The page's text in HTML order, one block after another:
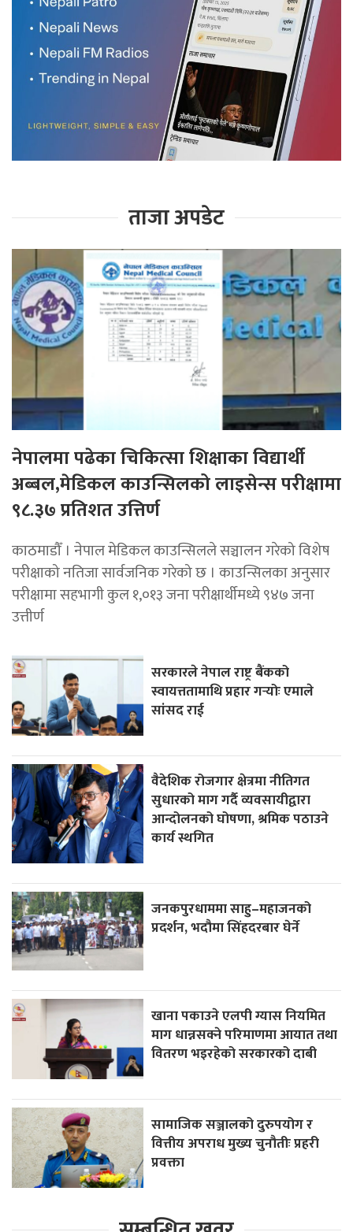
ताजा अपडेट
नेपालमा पढेका चिकित्सा शिक्षाका विद्यार्थी
अब्बल,मेडिकल काउन्सिलको लाइसेन्स परीक्षामा
९८.३७ प्रतिशत उत्तिर्ण
काठमाडौँ । नेपाल मेडिकल काउन्सिलले सञ्चालन गरेको विशेष
परीक्षाको नतिजा सार्वजनिक गरेको छ । काउन्सिलका अनुसार
परीक्षामा सहभागी कुल १,०१३ जना परीक्षार्थीमध्ये ९४७ जना
उत्तीर्ण
सरकारले नेपाल राष्ट्र बैंकको
स्वायत्ततामाथि प्रहार गर्‍योः एमाले
सांसद राई
वैदेशिक रोजगार क्षेत्रमा नीतिगत
सुधारको माग गर्दै व्यवसायीद्वारा
आन्दोलनको घोषणा, श्रमिक पठाउने
कार्य स्थगित
जनकपुरधाममा साहु–महाजनको
प्रदर्शन, भदौमा सिंहदरबार घेर्ने
खाना पकाउने एलपी ग्यास नियमित
माग धान्नसक्ने परिमाणमा आयात तथा
वितरण भइरहेको सरकारको दाबी
सामाजिक सञ्जालको दुरुपयोग र
वित्तीय अपराध मुख्य चुनौतीः प्रहरी
प्रवक्ता